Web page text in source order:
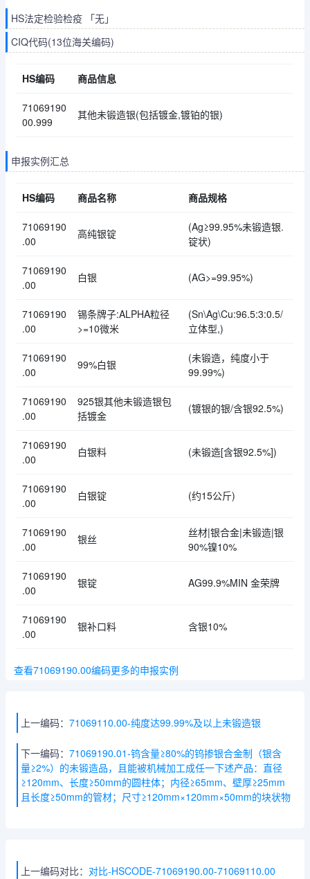
HS法定检验检疫 「无」
CIQ代码(13位海关编码)
HS编码 商品信息
71069190
00.999
其他未锻造银(包括镀金,镀铂的银)
申报实例汇总
HS编码 商品名称 商品规格
71069190
.00
高纯银锭
(Ag≥99.95%未锻造银.
锭状)
71069190
.00
白银 (AG>=99.95%)
71069190
.00
锡条牌子:ALPHA粒径
>=10微米
(Sn\Ag\Cu:96.5:3:0.5/
立体型,)
71069190
.00
99%白银
(未锻造，纯度小于
99.99%)
71069190
.00
925银其他未锻造银包
括镀金
(镀银的银/含银92.5%)
71069190
.00
白银料 (未锻造[含银92.5%])
71069190
.00
白银锭 (约15公斤)
71069190
.00
银丝
丝材|银合金|未锻造|银
90%镍10%
71069190
.00
银锭 AG99.9%MIN 金荣牌
71069190
.00
银补口料 含银10%
查看71069190.00编码更多的申报实例
上一编码： 71069110.00-纯度达99.99%及以上未锻造银
下一编码： 71069190.01-钨含量≥80%的钨掺银合金制（银含
量≥2%）的未锻造品，且能被机械加工成任一下述产品：直径
≥120mm、长度≥50mm的圆柱体；内径≥65mm、壁厚≥25mm
且长度≥50mm的管材；尺寸≥120mm×120mm×50mm的块状物
上一编码对比： 对比-HSCODE-71069190.00-71069110.00